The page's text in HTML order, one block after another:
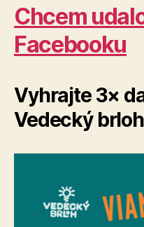
Chcem
Facebooku
Vyhrajte 3×
Vedecký